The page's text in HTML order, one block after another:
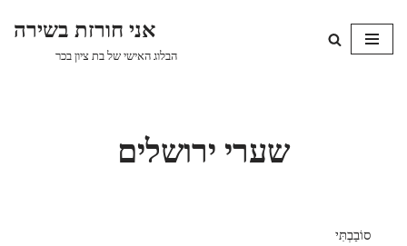
Skip
אני חורזת בשירה
הבלוג האישי של בת ציון בכר
שערי ירושלים
סוֹבַבְתִּי